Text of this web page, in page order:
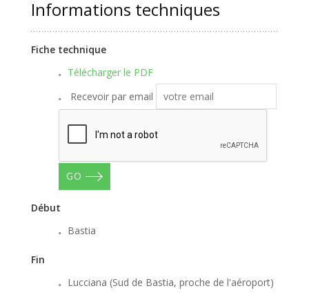
Informations techniques
Fiche technique
Télécharger le PDF
Recevoir par email
GO
Début
Bastia
Fin
Lucciana (Sud de Bastia, proche de l'aéroport)